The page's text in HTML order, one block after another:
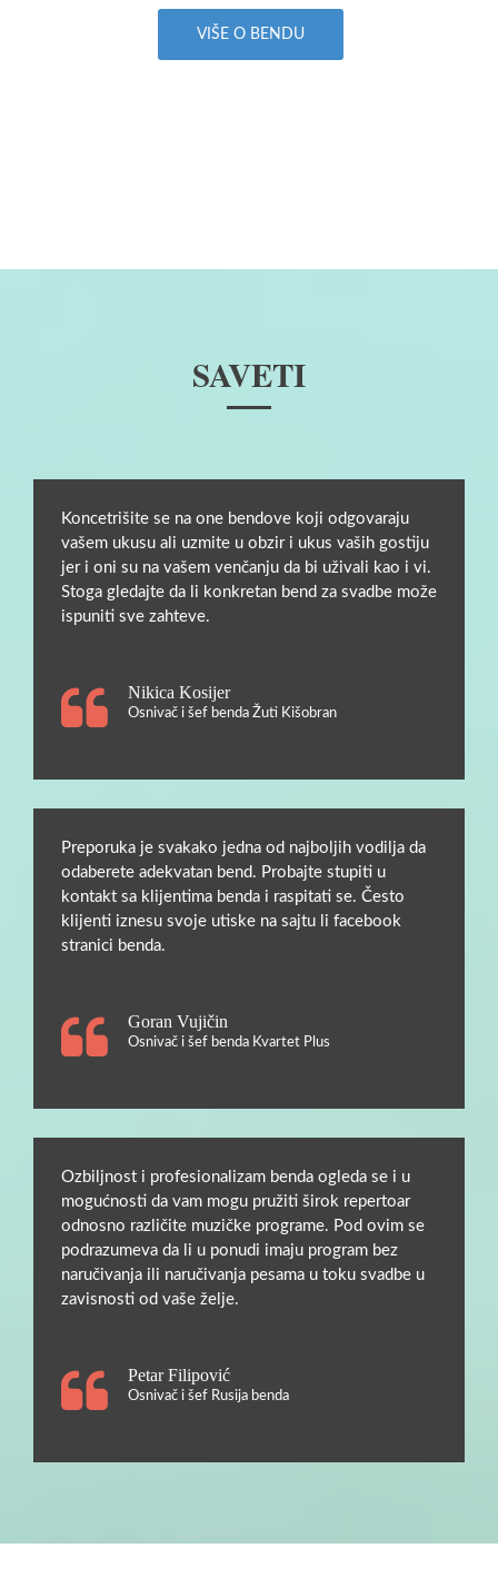
VIŠE O BENDU
SAVETI
Koncetrišite se na one bendove koji odgovaraju
vašem ukusu ali uzmite u obzir i ukus vaših gostiju
jer i oni su na vašem venčanju da bi uživali kao i vi.
Stoga gledajte da li konkretan bend za svadbe može
ispuniti sve zahteve.
Nikica Kosijer
Osnivač i šef benda Žuti Kišobran
Preporuka je svakako jedna od najboljih vodilja da
odaberete adekvatan bend. Probajte stupiti u
kontakt sa klijentima benda i raspitati se. Često
klijenti iznesu svoje utiske na sajtu li facebook
stranici benda.
Goran Vujičin
Osnivač i šef benda Kvartet Plus
Ozbiljnost i profesionalizam benda ogleda se i u
mogućnosti da vam mogu pružiti širok repertoar
odnosno različite muzičke programe. Pod ovim se
podrazumeva da li u ponudi imaju program bez
naručivanja ili naručivanja pesama u toku svadbe u
zavisnosti od vaše želje.
Petar Filipović
Osnivač i šef Rusija benda